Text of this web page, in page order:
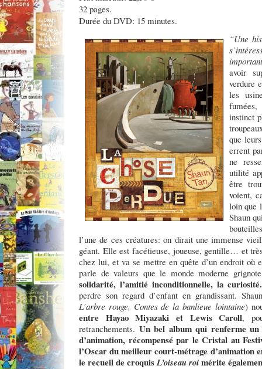
32 pages.
Durée du DVD: 15 minutes.
“Une
avoir
verdure
les
instinct
que
errent
ne
utilité
être
voient,
loin que
Shaun
l’une de ces créatures: on dirait une immense
géant. Elle est facétieuse, joueuse, gentille… et
chez lui, et va se mettre en quête d’un endroit où
parle de valeurs que le monde moderne
solidarité, l’amitié inconditionnelle, la curiosité.
perdre son regard d’enfant en grandissant.
L’arbre rouge, Contes de la banlieue lointaine)
entre Hayao Miyazaki et Lewis Caroll,
retranchements. Un bel album qui renferme
d’animation, récompensé par le Cristal au
l’Oscar du meilleur court-métrage d’animation
le recueil de croquisL’oiseau roimérite